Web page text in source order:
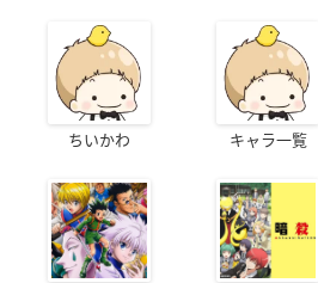
ちいかわ キャラ一覧